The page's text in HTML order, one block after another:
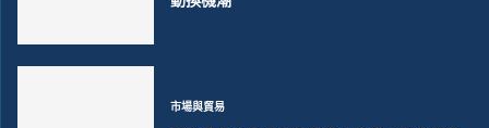
市場與貿易